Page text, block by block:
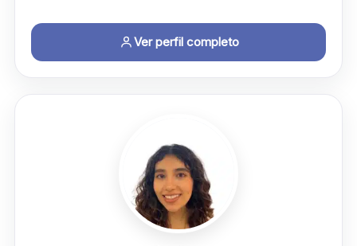
Ver perfil completo